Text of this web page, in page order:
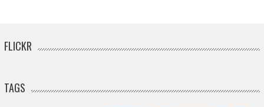
FLICKR
TAGS